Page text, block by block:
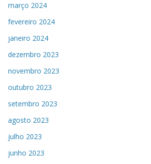
março 2024
fevereiro 2024
janeiro 2024
dezembro 2023
novembro 2023
outubro 2023
setembro 2023
agosto 2023
julho 2023
junho 2023